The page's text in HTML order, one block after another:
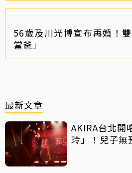
56歲及川光博宣布再婚！
當爸」
最新文章
AKIRA台北開
玲」！兒子無